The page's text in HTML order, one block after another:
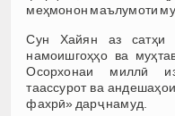
меҳмонон маълумоти
Сун Хайян аз сатҳи
намоишгоҳҳо ва
Осорхонаи миллӣ
таассурот ва
фахрӣ» дарҷ намуд.